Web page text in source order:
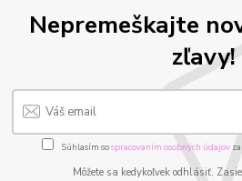
Nepremeškajte
zľavy!
Súhlasím sospracovaním osobných údajov
Môžete sa kedykoľvek odhlásiť.